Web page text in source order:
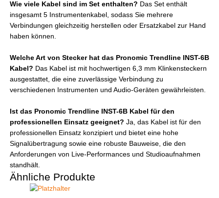
Wie viele Kabel sind im Set enthalten? Das Set enthält
insgesamt 5 Instrumentenkabel, sodass Sie mehrere
Verbindungen gleichzeitig herstellen oder Ersatzkabel zur Hand
haben können.
Welche Art von Stecker hat das Pronomic Trendline INST-6B
Kabel? Das Kabel ist mit hochwertigen 6,3 mm Klinkensteckern
ausgestattet, die eine zuverlässige Verbindung zu
verschiedenen Instrumenten und Audio-Geräten gewährleisten.
Ist das Pronomic Trendline INST-6B Kabel für den
professionellen Einsatz geeignet? Ja, das Kabel ist für den
professionellen Einsatz konzipiert und bietet eine hohe
Signalübertragung sowie eine robuste Bauweise, die den
Anforderungen von Live-Performances und Studioaufnahmen
standhält.
Ähnliche Produkte